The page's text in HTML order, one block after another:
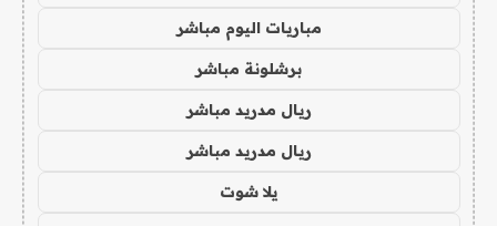
مباريات اليوم مباشر
برشلونة مباشر
ريال مدريد مباشر
ريال مدريد مباشر
يلا شوت